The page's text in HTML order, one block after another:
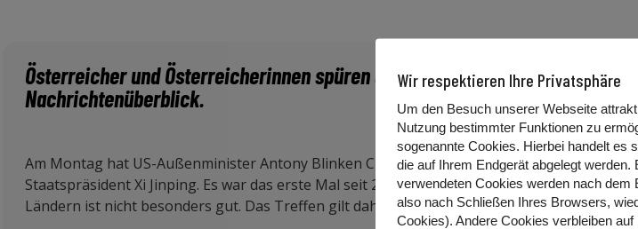
Österreicher und Österreicherinnen spüren die Teuerung deutlich mehr als
Nachrichtenüberblick.
Am Montag hat US-Außenminister Antony Blinken China besucht. Dabei führte er
Staatspräsident Xi Jinping. Es war das erste Mal seit 2018, dass ein US-Außenminister
Ländern ist nicht besonders gut. Das Treffen gilt daher als ein gutes Zeichen.
Wir respektieren Ihre Privatsphäre
Um den Besuch unserer Webseite
Nutzung bestimmter Funktionen zu
sogenannte Cookies. Hierbei handelt es
die auf Ihrem Endgerät abgelegt werden.
verwendeten Cookies werden nach dem
also nach Schließen Ihres Browsers,
Cookies). Andere Cookies verbleiben